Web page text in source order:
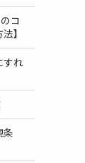
コ
】
すれ
条